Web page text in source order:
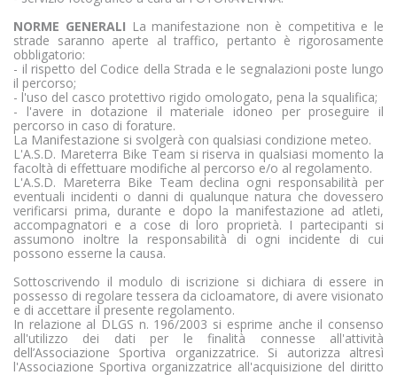
NORME GENERALI La manifestazione non è competitiva e le
strade saranno aperte al traffico, pertanto è rigorosamente
obbligatorio:
- il rispetto del Codice della Strada e le segnalazioni poste lungo
il percorso;
- l'uso del casco protettivo rigido omologato, pena la squalifica;
- l'avere in dotazione il materiale idoneo per proseguire il
percorso in caso di forature.
La Manifestazione si svolgerà con qualsiasi condizione meteo.
L'A.S.D. Mareterra Bike Team si riserva in qualsiasi momento la
facoltà di effettuare modifiche al percorso e/o al regolamento.
L'A.S.D. Mareterra Bike Team declina ogni responsabilità per
eventuali incidenti o danni di qualunque natura che dovessero
verificarsi prima, durante e dopo la manifestazione ad atleti,
accompagnatori e a cose di loro proprietà. I partecipanti si
assumono inoltre la responsabilità di ogni incidente di cui
possono esserne la causa.
Sottoscrivendo il modulo di iscrizione si dichiara di essere in
possesso di regolare tessera da cicloamatore, di avere visionato
e di accettare il presente regolamento.
In relazione al DLGS n. 196/2003 si esprime anche il consenso
all'utilizzo dei dati per le finalità connesse all'attività
dell’Associazione Sportiva organizzatrice. Si autorizza altresì
l'Associazione Sportiva organizzatrice all'acquisizione del diritto